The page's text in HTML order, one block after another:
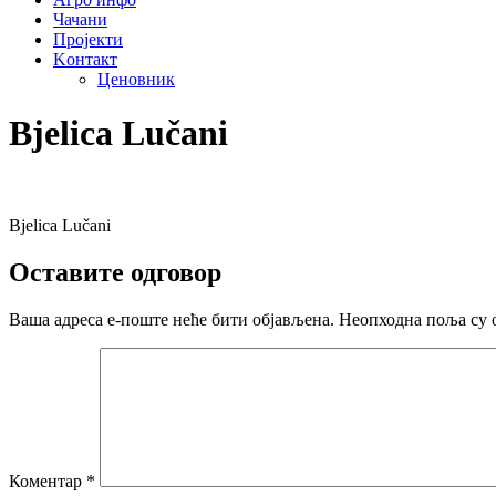
Чачани
Пројекти
Kонтакт
Ценовник
Bjelica Lučani
Bjelica Lučani
Оставите одговор
Ваша адреса е-поште неће бити објављена. Неопходна поља су
Коментар *